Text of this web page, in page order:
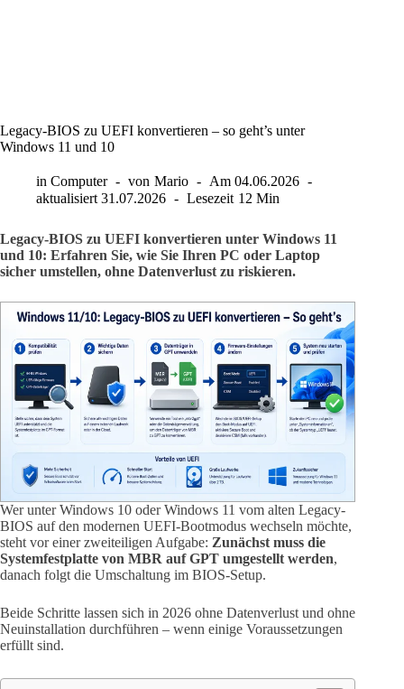
Legacy-BIOS zu UEFI konvertieren – so geht’s unter
Windows 11 und 10
in Computer von Mario Am 04.06.2026
aktualisiert 31.07.2026 Lesezeit 12 Min
Legacy-BIOS zu UEFI konvertieren unter Windows 11
und 10: Erfahren Sie, wie Sie Ihren PC oder Laptop
sicher umstellen, ohne Datenverlust zu riskieren.
Wer unter Windows 10 oder Windows 11 vom alten Legacy-
BIOS auf den modernen UEFI-Bootmodus wechseln möchte,
steht vor einer zweiteiligen Aufgabe: Zunächst muss die
Systemfestplatte von MBR auf GPT umgestellt werden,
danach folgt die Umschaltung im BIOS-Setup.
Beide Schritte lassen sich in 2026 ohne Datenverlust und ohne
Neuinstallation durchführen – wenn einige Voraussetzungen
erfüllt sind.